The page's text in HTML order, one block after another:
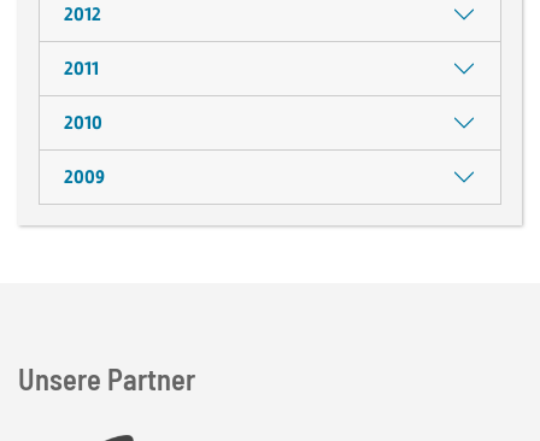
2012
2011
2010
2009
Unsere Partner